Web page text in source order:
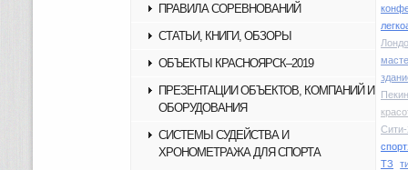
ПРАВИЛА СОРЕВНОВАНИЙ
СТАТЬИ, КНИГИ, ОБЗОРЫ
ОБЪЕКТЫ КРАСНОЯРСК–2019
ПРЕЗЕНТАЦИИ ОБЪЕКТОВ, КОМПАНИЙ И
ОБОРУДОВАНИЯ
СИСТЕМЫ СУДЕЙСТВА И
ХРОНОМЕТРАЖА ДЛЯ СПОРТА
ТЗ